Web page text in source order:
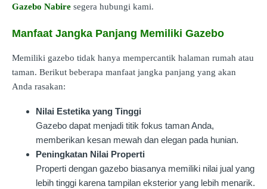
Gazebo Nabire segera hubungi kami.
Manfaat Jangka Panjang Memiliki Gazebo
Memiliki gazebo tidak hanya mempercantik halaman rumah atau
taman. Berikut beberapa manfaat jangka panjang yang akan
Anda rasakan:
Nilai Estetika yang Tinggi
Gazebo dapat menjadi titik fokus taman Anda,
memberikan kesan mewah dan elegan pada hunian.
Peningkatan Nilai Properti
Properti dengan gazebo biasanya memiliki nilai jual yang
lebih tinggi karena tampilan eksterior yang lebih menarik.